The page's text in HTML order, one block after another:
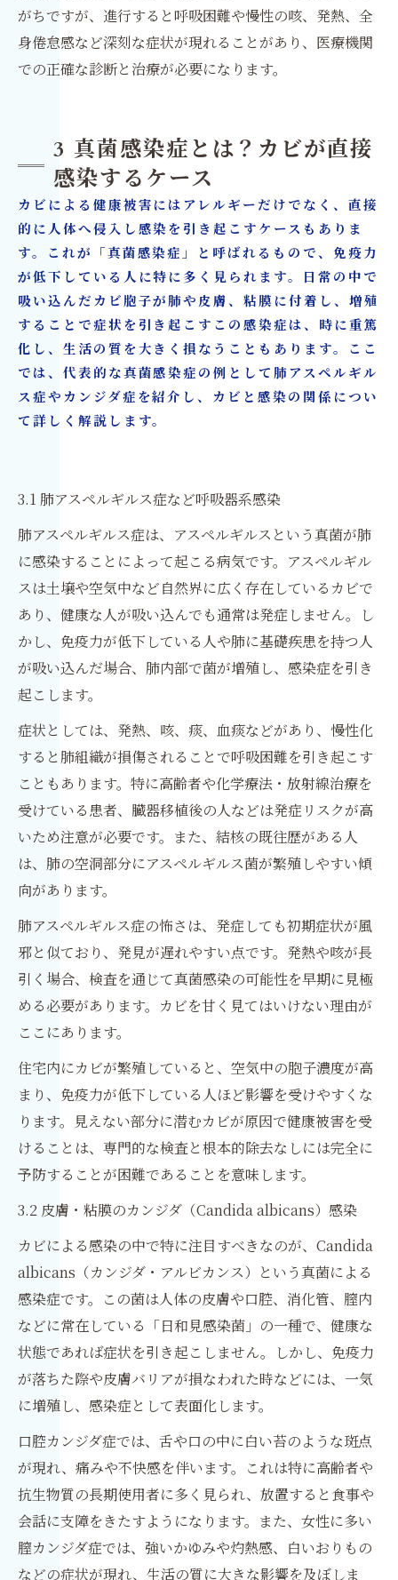
がちですが、進行すると呼吸困難や慢性の咳、発熱、全
身倦怠感など深刻な症状が現れることがあり、医療機関
での正確な診断と治療が必要になります。
3 真菌感染症とは？カビが直接
感染するケース
カビによる健康被害にはアレルギーだけでなく、直接
的に人体へ侵入し感染を引き起こすケースもありま
す。これが「真菌感染症」と呼ばれるもので、免疫力
が低下している人に特に多く見られます。日常の中で
吸い込んだカビ胞子が肺や皮膚、粘膜に付着し、増殖
することで症状を引き起こすこの感染症は、時に重篤
化し、生活の質を大きく損なうこともあります。ここ
では、代表的な真菌感染症の例として肺アスペルギル
ス症やカンジダ症を紹介し、カビと感染の関係につい
て詳しく解説します。
3.1 肺アスペルギルス症など呼吸器系感染
肺アスペルギルス症は、アスペルギルスという真菌が肺
に感染することによって起こる病気です。アスペルギル
スは土壌や空気中など自然界に広く存在しているカビで
あり、健康な人が吸い込んでも通常は発症しません。し
かし、免疫力が低下している人や肺に基礎疾患を持つ人
が吸い込んだ場合、肺内部で菌が増殖し、感染症を引き
起こします。
症状としては、発熱、咳、痰、血痰などがあり、慢性化
すると肺組織が損傷されることで呼吸困難を引き起こす
こともあります。特に高齢者や化学療法・放射線治療を
受けている患者、臓器移植後の人などは発症リスクが高
いため注意が必要です。また、結核の既往歴がある人
は、肺の空洞部分にアスペルギルス菌が繁殖しやすい傾
向があります。
肺アスペルギルス症の怖さは、発症しても初期症状が風
邪と似ており、発見が遅れやすい点です。発熱や咳が長
引く場合、検査を通じて真菌感染の可能性を早期に見極
める必要があります。カビを甘く見てはいけない理由が
ここにあります。
住宅内にカビが繁殖していると、空気中の胞子濃度が高
まり、免疫力が低下している人ほど影響を受けやすくな
ります。見えない部分に潜むカビが原因で健康被害を受
けることは、専門的な検査と根本的除去なしには完全に
予防することが困難であることを意味します。
3.2 皮膚・粘膜のカンジダ（Candida albicans）感染
カビによる感染の中で特に注目すべきなのが、Candida
albicans（カンジダ・アルビカンス）という真菌による
感染症です。この菌は人体の皮膚や口腔、消化管、膣内
などに常在している「日和見感染菌」の一種で、健康な
状態であれば症状を引き起こしません。しかし、免疫力
が落ちた際や皮膚バリアが損なわれた時などには、一気
に増殖し、感染症として表面化します。
口腔カンジダ症では、舌や口の中に白い苔のような斑点
が現れ、痛みや不快感を伴います。これは特に高齢者や
抗生物質の長期使用者に多く見られ、放置すると食事や
会話に支障をきたすようになります。また、女性に多い
膣カンジダ症では、強いかゆみや灼熱感、白いおりもの
などの症状が現れ、生活の質に大きな影響を及ぼしま